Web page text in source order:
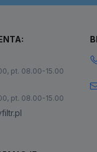
pt. 08.00-15.00
pt. 08.00-15.00